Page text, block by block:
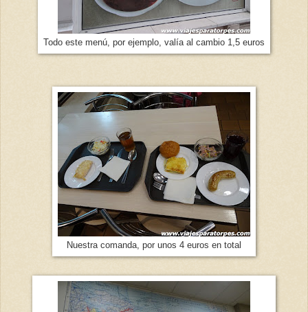
Todo este menú, por ejemplo, valía al cambio 1,5 euros
Nuestra comanda, por unos 4 euros en total